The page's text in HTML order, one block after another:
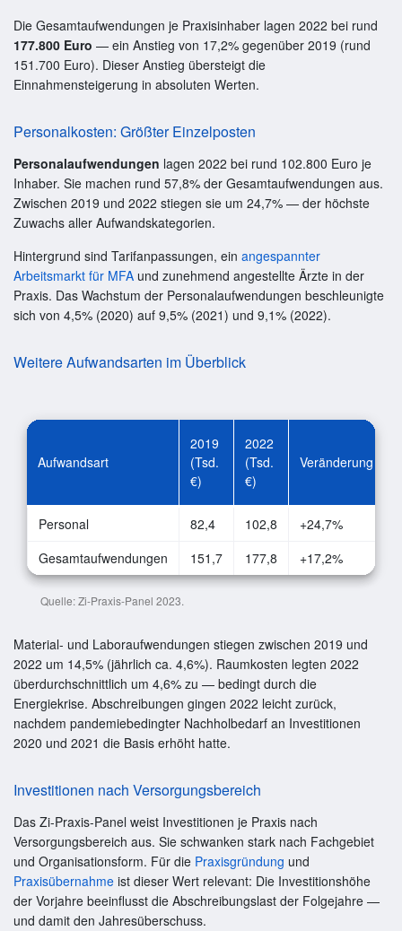
Die Gesamtaufwendungen je Praxisinhaber lagen 2022 bei rund
177.800 Euro — ein Anstieg von 17,2% gegenüber 2019 (rund
151.700 Euro). Dieser Anstieg übersteigt die
Einnahmensteigerung in absoluten Werten.
Personalkosten: Größter Einzelposten
Personalaufwendungen lagen 2022 bei rund 102.800 Euro je
Inhaber. Sie machen rund 57,8% der Gesamtaufwendungen aus.
Zwischen 2019 und 2022 stiegen sie um 24,7% — der höchste
Zuwachs aller Aufwandskategorien.
Hintergrund sind Tarifanpassungen, ein angespannter
Arbeitsmarkt für MFA und zunehmend angestellte Ärzte in der
Praxis. Das Wachstum der Personalaufwendungen beschleunigte
sich von 4,5% (2020) auf 9,5% (2021) und 9,1% (2022).
Weitere Aufwandsarten im Überblick
Aufwandsart
2019
(Tsd.
€)
2022
(Tsd.
€)
Veränderung
Personal 82,4 102,8
+24,7%
Gesamtaufwendungen
151,7 177,8 +17,2%
Quelle: Zi-Praxis-Panel 2023.
Material- und Laboraufwendungen stiegen zwischen 2019 und
2022 um 14,5% (jährlich ca. 4,6%). Raumkosten legten 2022
überdurchschnittlich um 4,6% zu — bedingt durch die
Energiekrise. Abschreibungen gingen 2022 leicht zurück,
nachdem pandemiebedingter Nachholbedarf an Investitionen
2020 und 2021 die Basis erhöht hatte.
Investitionen nach Versorgungsbereich
Das Zi-Praxis-Panel weist Investitionen je Praxis nach
Versorgungsbereich aus. Sie schwanken stark nach Fachgebiet
und Organisationsform. Für die Praxisgründung und
Praxisübernahme ist dieser Wert relevant: Die Investitionshöhe
der Vorjahre beeinflusst die Abschreibungslast der Folgejahre —
und damit den Jahresüberschuss.